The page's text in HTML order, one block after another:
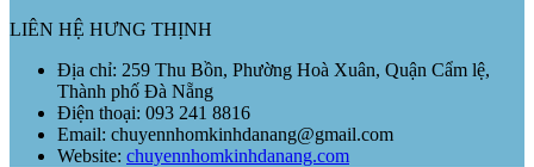
LIÊN HỆ HƯNG THỊNH
Địa chỉ: 259 Thu Bồn, Phường Hoà Xuân, Quận Cẩm lệ,
Thành phố Đà Nẵng
Điện thoại: 093 241 8816
Email: chuyennhomkinhdanang@gmail.com
Website: chuyennhomkinhdanang.com